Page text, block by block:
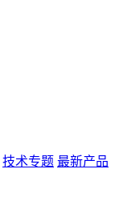
技术专题 最新产品